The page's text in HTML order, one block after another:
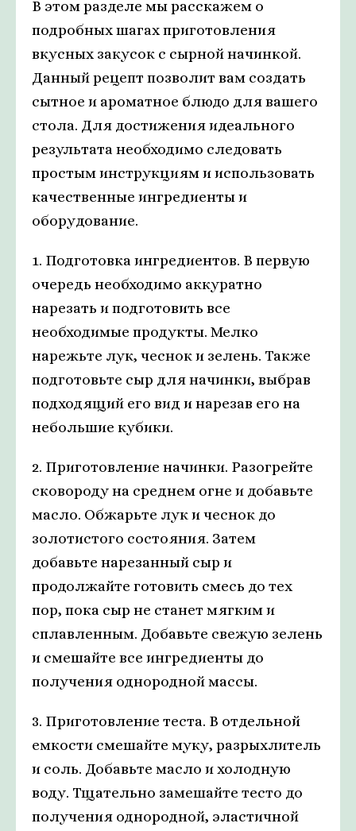
В этом разделе мы расскажем о
подробных шагах приготовления
вкусных закусок с сырной начинкой.
Данный рецепт позволит вам создать
сытное и ароматное блюдо для вашего
стола. Для достижения идеального
результата необходимо следовать
простым инструкциям и использовать
качественные ингредиенты и
оборудование.
1. Подготовка ингредиентов. В первую
очередь необходимо аккуратно
нарезать и подготовить все
необходимые продукты. Мелко
нарежьте лук, чеснок и зелень. Также
подготовьте сыр для начинки, выбрав
подходящий его вид и нарезав его на
небольшие кубики.
2. Приготовление начинки. Разогрейте
сковороду на среднем огне и добавьте
масло. Обжарьте лук и чеснок до
золотистого состояния. Затем
добавьте нарезанный сыр и
продолжайте готовить смесь до тех
пор, пока сыр не станет мягким и
сплавленным. Добавьте свежую зелень
и смешайте все ингредиенты до
получения однородной массы.
3. Приготовление теста. В отдельной
емкости смешайте муку, разрыхлитель
и соль. Добавьте масло и холодную
воду. Тщательно замешайте тесто до
получения однородной, эластичной